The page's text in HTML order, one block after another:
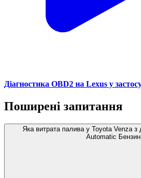
Діагностика OBD2 на Lexus у
Поширені запитання
Яка витрата палива у Toyota Venza з
Automatic